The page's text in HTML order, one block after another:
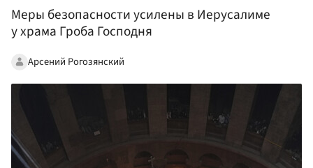
Меры безопасности усилены в Иерусалиме
у храма Гроба Господня
Арсений Рогозянский